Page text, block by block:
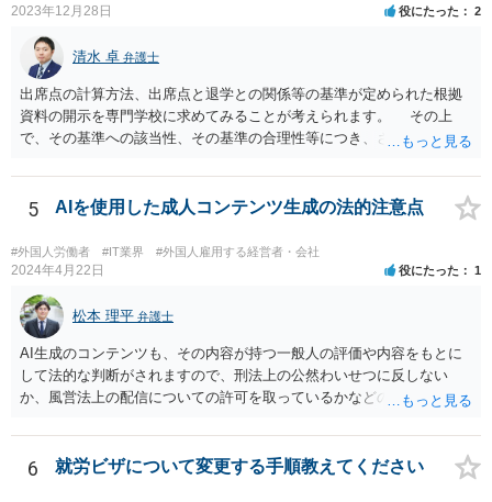
2023年12月28日 役にたった 2
清水 卓 弁護士
出席点の計算方法、出席点と退学との関係等の基準が定められた根拠
資料の開示を専門学校に求めてみることが考えられます。 その上
で、その基準への該当性、その基準の合理性等につき、さらなる精査
引に退学処分にした場合には、裁判等で退学処分の有効性を争うこと
が考えられます。
5 AIを使用した成人コンテンツ生成の法的注意点
#外国人労働者 #IT業界 #外国人雇用する経営者・会社
2024年4月22日 役にたった 1
松本 理平 弁護士
AI生成のコンテンツも、その内容が持つ一般人の評価や内容をもとに
して法的な判断がされますので、刑法上の公然わいせつに反しない
か、風営法上の配信についての許可を取っているかなどの検討が必要
うかの問題も生じます。
6 就労ビザについて変更する手順教えてください